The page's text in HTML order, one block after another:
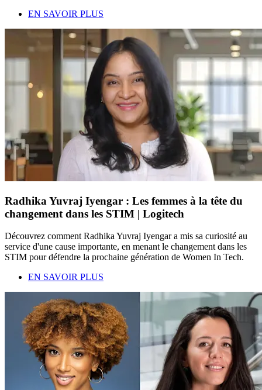
EN SAVOIR PLUS
Radhika Yuvraj Iyengar : Les femmes à la tête du
changement dans les STIM | Logitech
Découvrez comment Radhika Yuvraj Iyengar a mis sa curiosité au
service d'une cause importante, en menant le changement dans les
STIM pour défendre la prochaine génération de Women In Tech.
EN SAVOIR PLUS